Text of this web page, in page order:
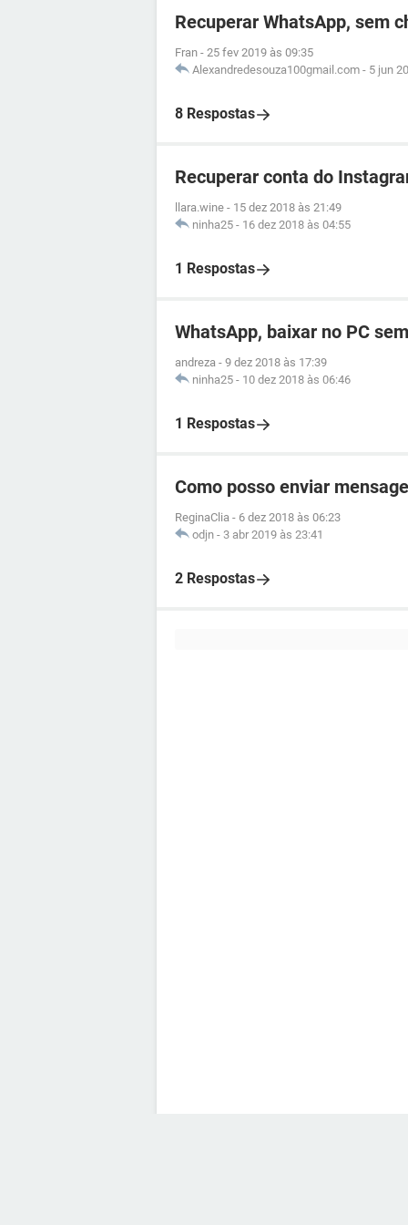
Recuperar WhatsApp, sem
Fran - 25 fev 2019 às 09:35
Alexandredesouza100gmail.com - 5 jun
8 Respostas
Recuperar conta do
llara.wine - 15 dez 2018 às 21:49
ninha25 - 16 dez 2018 às 04:55
1 Respostas
WhatsApp, baixar no PC
andreza - 9 dez 2018 às 17:39
ninha25 - 10 dez 2018 às 06:46
1 Respostas
Como posso enviar
ReginaClia - 6 dez 2018 às 06:23
odjn - 3 abr 2019 às 23:41
2 Respostas